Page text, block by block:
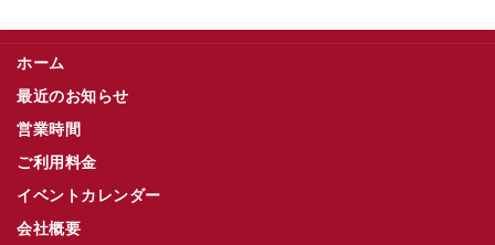
ホーム
最近のお知らせ
営業時間
ご利用料金
イベントカレンダー
会社概要